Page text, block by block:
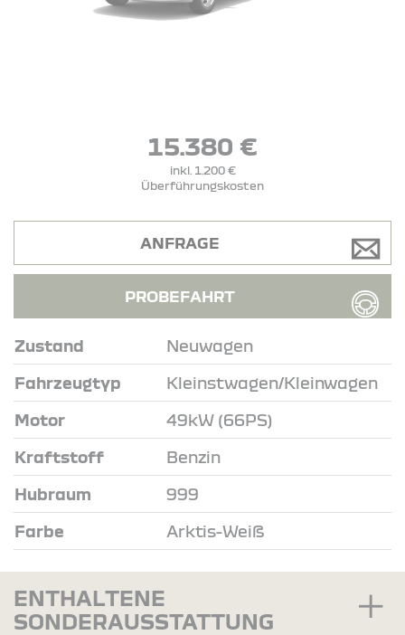
15.380 €
inkl. 1.200 €
Überführungskosten
Zustand Neuwagen
Fahrzeugtyp Kleinstwagen/Kleinwagen
Motor 49kW (66PS)
Kraftstoff Benzin
Hubraum 999
Farbe Arktis-Weiß
ANFRAGE
PROBEFAHRT
ENTHALTENE
SONDERAUSSTATTUNG